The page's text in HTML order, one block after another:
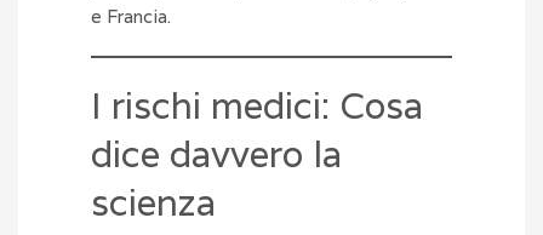
e Francia.
I rischi medici: Cosa
dice davvero la
scienza